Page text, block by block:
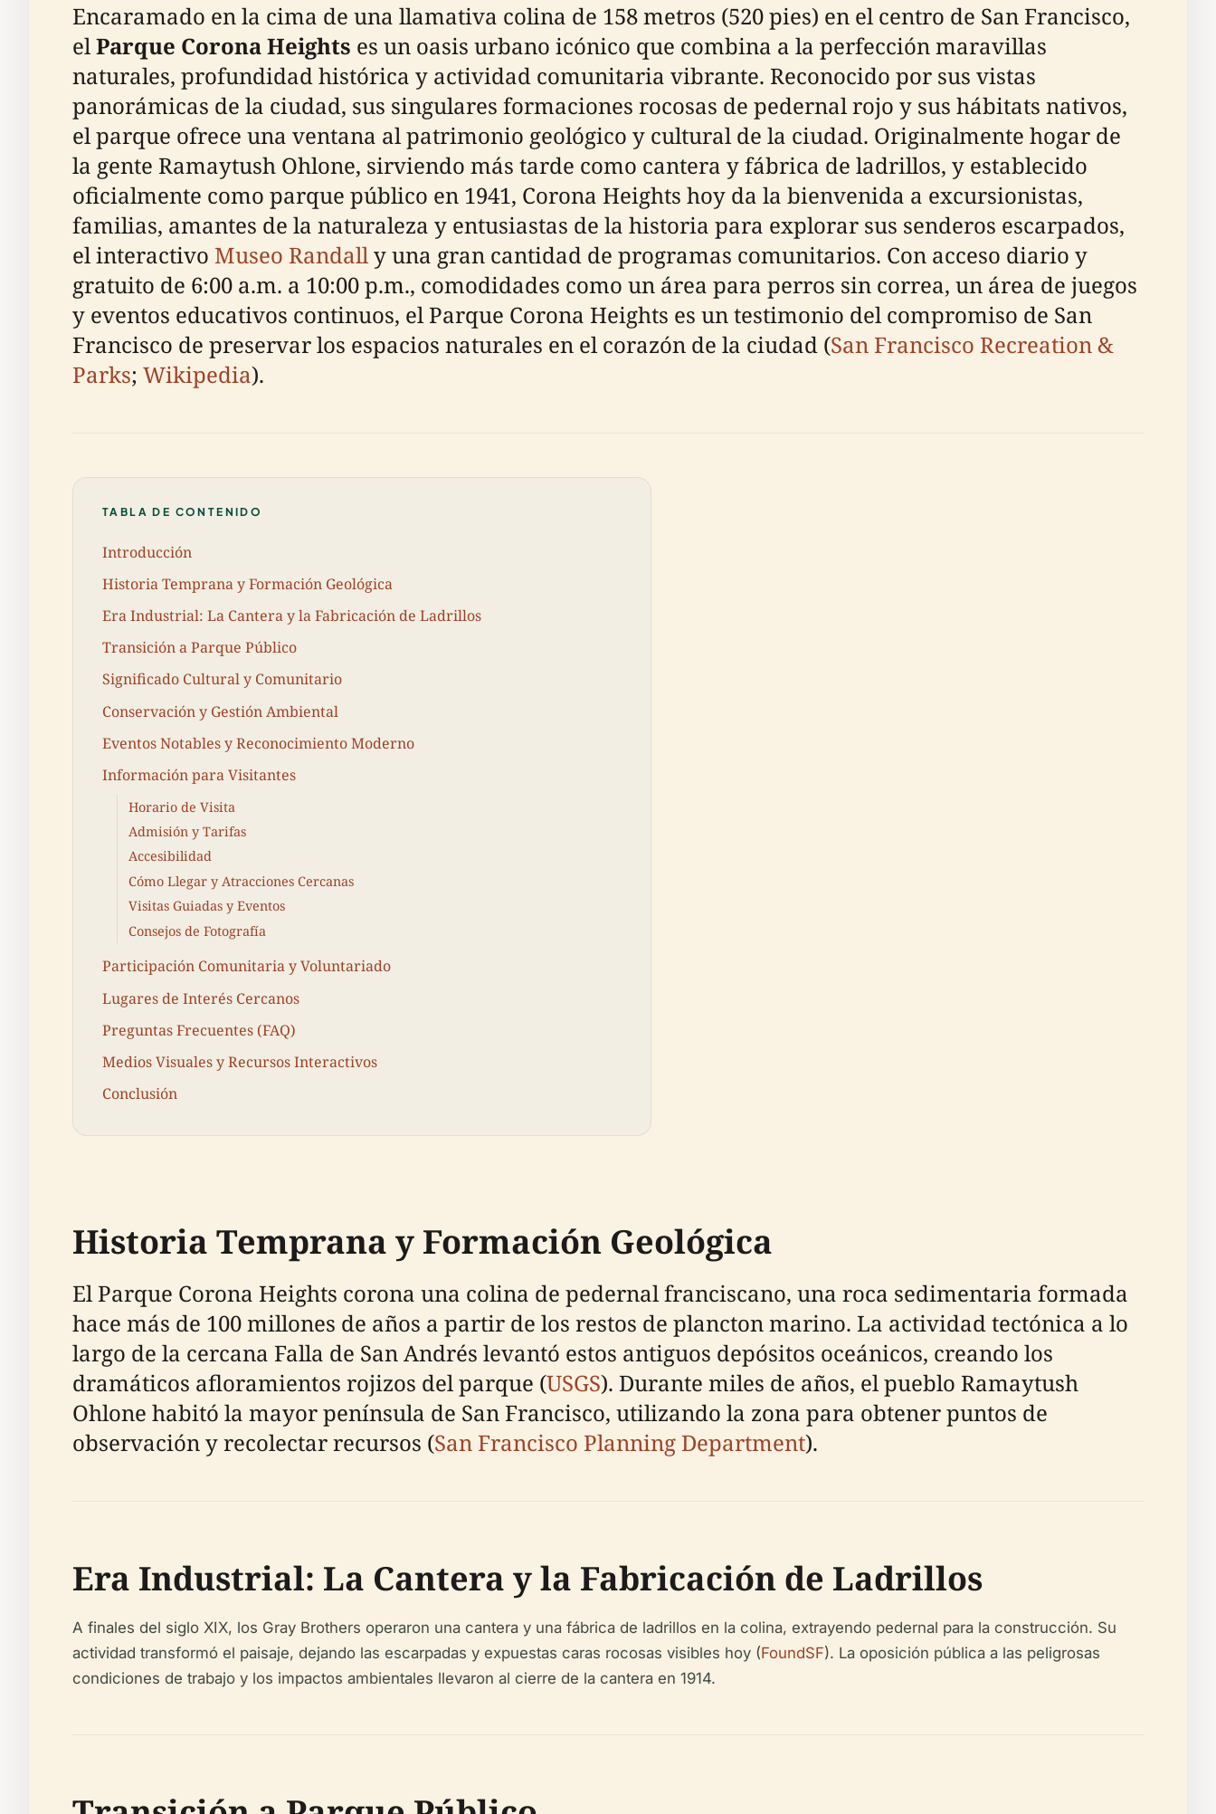
Encaramado en la cima de una llamativa colina de 158 metros (520 pies) en el centro de San Francisco,
elParque Corona Heights es un oasis urbano icónico que combina a la perfección maravillas
naturales, profundidad histórica y actividad comunitaria vibrante. Reconocido por sus vistas
panorámicas de la ciudad, sus singulares formaciones rocosas de pedernal rojo y sus hábitats nativos,
el parque ofrece una ventana al patrimonio geológico y cultural de la ciudad. Originalmente hogar de
la gente Ramaytush Ohlone, sirviendo más tarde como cantera y fábrica de ladrillos, y establecido
oficialmente como parque público en 1941, Corona Heights hoy da la bienvenida a excursionistas,
familias, amantes de la naturaleza y entusiastas de la historia para explorar sus senderos escarpados,
el interactivo Museo Randally una gran cantidad de programas comunitarios. Con acceso diario y
gratuito de 6:00 a.m. a 10:00 p.m., comodidades como un área para perros sin correa, un área de juegos
y eventos educativos continuos, el Parque Corona Heights es un testimonio del compromiso de San
Francisco de preservar los espacios naturales en el corazón de la ciudad (San Francisco Recreation &
Parks; Wikipedia).
TABLA DE CONTENIDO
Introducción
Historia Temprana y Formación Geológica
Era Industrial: La Cantera y la Fabricación de Ladrillos
Transición a Parque Público
Significado Cultural y Comunitario
Conservación y Gestión Ambiental
Eventos Notables y Reconocimiento Moderno
Información para Visitantes
Horario de Visita
Admisión y Tarifas
Accesibilidad
Cómo Llegar y Atracciones Cercanas
Visitas Guiadas y Eventos
Consejos de Fotografía
Participación Comunitaria y Voluntariado
Lugares de Interés Cercanos
Preguntas Frecuentes (FAQ)
Medios Visuales y Recursos Interactivos
Conclusión
Historia Temprana y Formación Geológica
El Parque Corona Heights corona una colina de pedernal franciscano, una roca sedimentaria formada
hace más de 100 millones de años a partir de los restos de plancton marino. La actividad tectónica a lo
largo de la cercana Falla de San Andrés levantó estos antiguos depósitos oceánicos, creando los
dramáticos afloramientos rojizos del parque (USGS). Durante miles de años, el pueblo Ramaytush
Ohlone habitó la mayor península de San Francisco, utilizando la zona para obtener puntos de
observación y recolectar recursos (San Francisco Planning Department).
Era Industrial: La Cantera y la Fabricación de Ladrillos
A finales del siglo XIX, los Gray Brothers operaron una cantera y una fábrica de ladrillos en la colina, extrayendo pedernal para la construcción. Su
actividad transformó el paisaje, dejando las escarpadas y expuestas caras rocosas visibles hoy (FoundSF). La oposición pública a las peligrosas
condiciones de trabajo y los impactos ambientales llevaron al cierre de la cantera en 1914.